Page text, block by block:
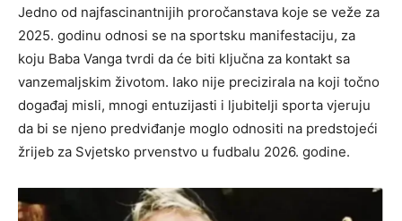
Jedno od najfascinantnijih proročanstava koje se veže za
2025. godinu odnosi se na sportsku manifestaciju, za
koju Baba Vanga tvrdi da će biti ključna za kontakt sa
vanzemaljskim životom. Iako nije precizirala na koji točno
događaj misli, mnogi entuzijasti i ljubitelji sporta vjeruju
da bi se njeno predviđanje moglo odnositi na predstojeći
žrijeb za Svjetsko prvenstvo u fudbalu 2026. godine.